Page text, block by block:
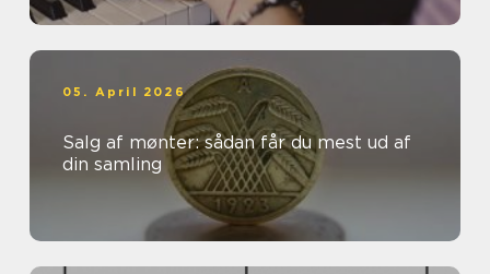
05. April 2026
Salg af mønter: sådan får du mest ud af
din samling